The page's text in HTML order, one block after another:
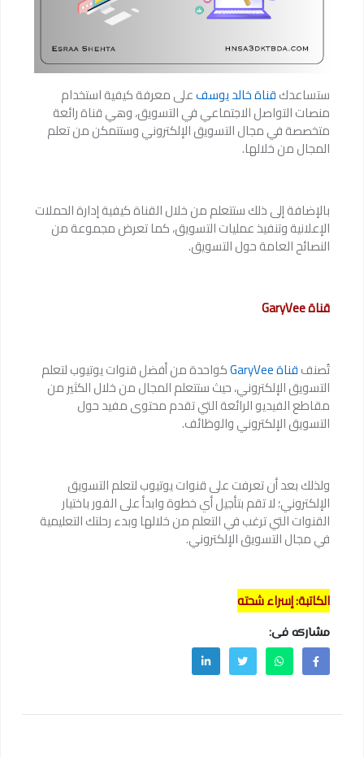
ستساعدكقناة خالد يوسفعلى معرفة كيفية استخدام
منصات التواصل الاجتماعي في التسويق، وهي قناة رائعة
متخصصة في مجال التسويق الإلكتروني وستتمكن من تعلم
المجال من خلالها.
بالإضافة إلى ذلك ستتعلم من خلال القناة كيفية إدارة الحملات
الإعلانية وتنفيذ عمليات التسويق، كما تعرض مجموعة من
النصائح العامة حول التسويق.
قناة GaryVee
تُصنفقناة GaryVee كواحدة من أفضل قنوات يوتيوب لتعلم
التسويق الإلكتروني، حيث ستتعلم المجال من خلال الكثير من
مقاطع الفيديو الرائعة التي تقدم محتوى مفيد حول
التسويق الإلكتروني والوظائف.
ولذلك بعد أن تعرفت على قنوات يوتيوب لتعلم التسويق
الإلكتروني؛ لا تقم بتأجيل أي خطوة وابدأ على الفور باختيار
القنوات التي ترغب في التعلم من خلالها وبدء رحلتك التعليمية
في مجال التسويق الإلكتروني.
الكاتبة: إسراء شحته
مشاركه فى: